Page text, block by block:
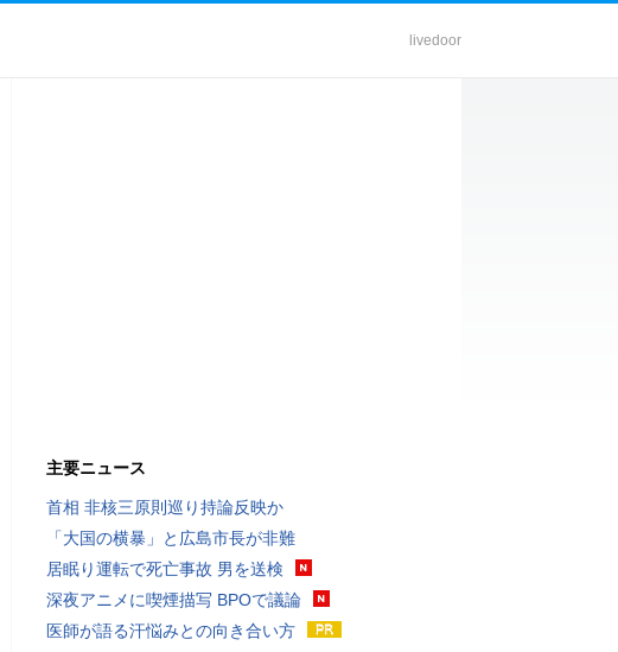
livedoor
主要ニュース
首相 非核三原則巡り持論反映か
「大国の横暴」と広島市長が非難
居眠り運転で死亡事故 男を送検
深夜アニメに喫煙描写 BPOで議論
医師が語る汗悩みとの向き合い方